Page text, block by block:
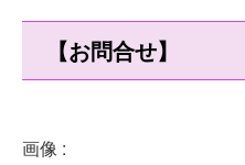
【お問合せ】
画像 :